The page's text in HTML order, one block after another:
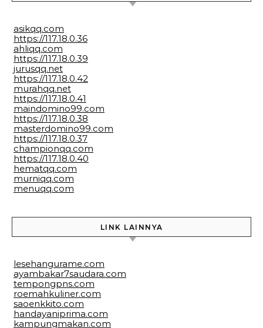
asikqq.com
https://117.18.0.36
ahliqq.com
https://117.18.0.39
jurusqq.net
https://117.18.0.42
murahqq.net
https://117.18.0.41
maindomino99.com
https://117.18.0.38
masterdomino99.com
https://117.18.0.37
championqq.com
https://117.18.0.40
hematqq.com
murniqq.com
menuqq.com
LINK LAINNYA
lesehangurame.com
ayambakar7saudara.com
tempongpns.com
roemahkuliner.com
saoenkkito.com
handayaniprima.com
kampungmakan.com